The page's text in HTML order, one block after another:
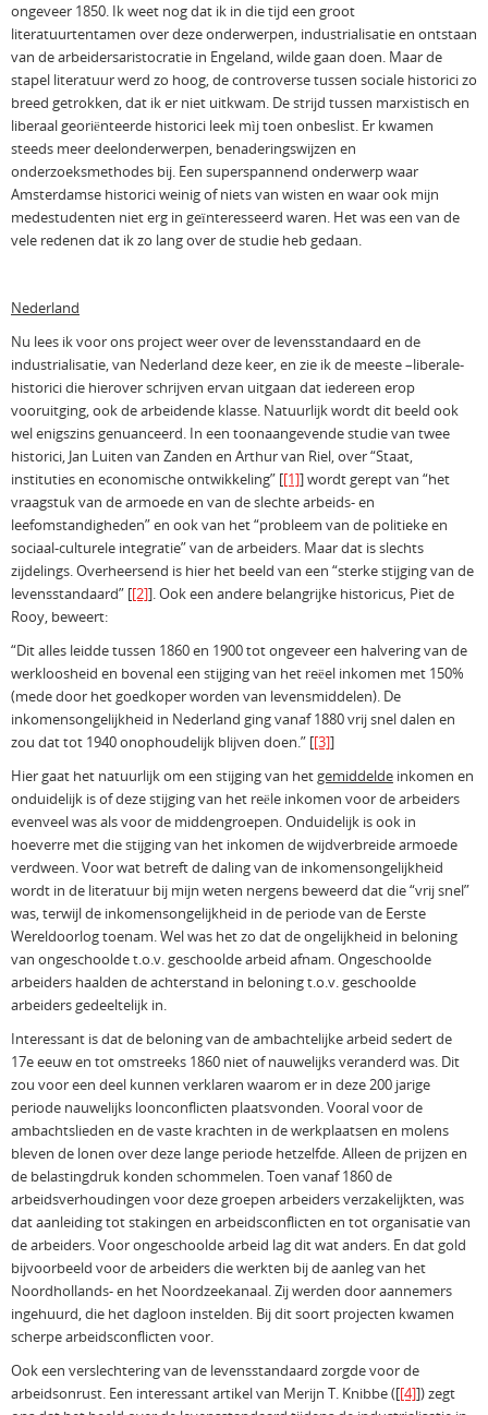
ongeveer 1850. Ik weet nog dat ik in die tijd een groot
literatuurtentamen over deze onderwerpen, industrialisatie en ontstaan
van de arbeidersaristocratie in Engeland, wilde gaan doen. Maar de
stapel literatuur werd zo hoog, de controverse tussen sociale historici zo
breed getrokken, dat ik er niet uitkwam. De strijd tussen marxistisch en
liberaal georiënteerde historici leek mìj toen onbeslist. Er kwamen
steeds meer deelonderwerpen, benaderingswijzen en
onderzoeksmethodes bij. Een superspannend onderwerp waar
Amsterdamse historici weinig of niets van wisten en waar ook mijn
medestudenten niet erg in geïnteresseerd waren. Het was een van de
vele redenen dat ik zo lang over de studie heb gedaan.
Nederland
Nu lees ik voor ons project weer over de levensstandaard en de
industrialisatie, van Nederland deze keer, en zie ik de meeste –liberale-
historici die hierover schrijven ervan uitgaan dat iedereen erop
vooruitging, ook de arbeidende klasse. Natuurlijk wordt dit beeld ook
wel enigszins genuanceerd. In een toonaangevende studie van twee
historici, Jan Luiten van Zanden en Arthur van Riel, over “Staat,
instituties en economische ontwikkeling” [[1]]wordt gerept van “het
vraagstuk van de armoede en van de slechte arbeids- en
leefomstandigheden” en ook van het “probleem van de politieke en
sociaal-culturele integratie” van de arbeiders. Maar dat is slechts
zijdelings. Overheersend is hier het beeld van een “sterke stijging van de
levensstandaard” [[2]]. Ook een andere belangrijke historicus, Piet de
Rooy, beweert:
“Dit alles leidde tussen 1860 en 1900 tot ongeveer een halvering van de
werkloosheid en bovenal een stijging van het reëel inkomen met 150%
(mede door het goedkoper worden van levensmiddelen). De
inkomensongelijkheid in Nederland ging vanaf 1880 vrij snel dalen en
zou dat tot 1940 onophoudelijk blijven doen.” [[3]]
Hier gaat het natuurlijk om een stijging van het gemiddelde inkomen en
onduidelijk is of deze stijging van het reële inkomen voor de arbeiders
evenveel was als voor de middengroepen. Onduidelijk is ook in
hoeverre met die stijging van het inkomen de wijdverbreide armoede
verdween. Voor wat betreft de daling van de inkomensongelijkheid
wordt in de literatuur bij mijn weten nergens beweerd dat die “vrij snel”
was, terwijl de inkomensongelijkheid in de periode van de Eerste
Wereldoorlog toenam. Wel was het zo dat de ongelijkheid in beloning
van ongeschoolde t.o.v. geschoolde arbeid afnam. Ongeschoolde
arbeiders haalden de achterstand in beloning t.o.v. geschoolde
arbeiders gedeeltelijk in.
Interessant is dat de beloning van de ambachtelijke arbeid sedert de
17e eeuw en tot omstreeks 1860 niet of nauwelijks veranderd was. Dit
zou voor een deel kunnen verklaren waarom er in deze 200 jarige
periode nauwelijks loonconflicten plaatsvonden. Vooral voor de
ambachtslieden en de vaste krachten in de werkplaatsen en molens
bleven de lonen over deze lange periode hetzelfde. Alleen de prijzen en
de belastingdruk konden schommelen. Toen vanaf 1860 de
arbeidsverhoudingen voor deze groepen arbeiders verzakelijkten, was
dat aanleiding tot stakingen en arbeidsconflicten en tot organisatie van
de arbeiders. Voor ongeschoolde arbeid lag dit wat anders. En dat gold
bijvoorbeeld voor de arbeiders die werkten bij de aanleg van het
Noordhollands- en het Noordzeekanaal. Zij werden door aannemers
ingehuurd, die het dagloon instelden. Bij dit soort projecten kwamen
scherpe arbeidsconflicten voor.
Ook een verslechtering van de levensstandaard zorgde voor de
arbeidsonrust. Een interessant artikel van Merijn T. Knibbe ([[4]]) zegt